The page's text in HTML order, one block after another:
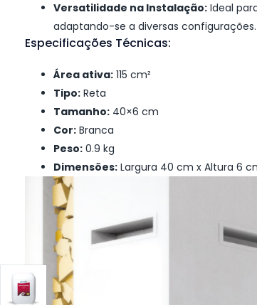
Versatilidade na Instalação: Ideal
adaptando-se a diversas configurações.
Especificações Técnicas:
Área ativa: 115 cm²
Tipo: Reta
Tamanho: 40×6 cm
Cor: Branca
Peso: 0.9 kg
Dimensões: Largura 40 cm x Altura 6